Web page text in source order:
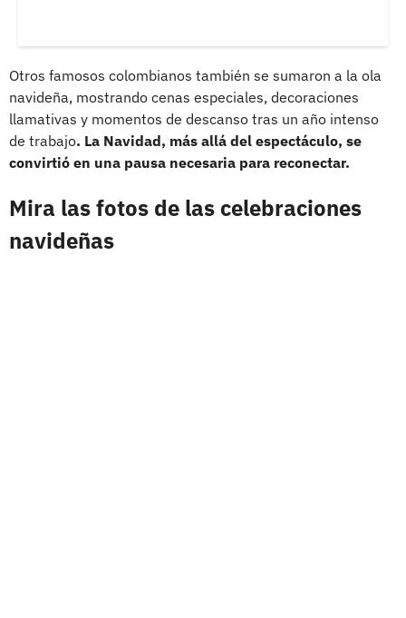
Otros famosos colombianos también se sumaron a la ola
navideña, mostrando cenas especiales, decoraciones
llamativas y momentos de descanso tras un año intenso
de trabajo. La Navidad, más allá del espectáculo, se
convirtió en una pausa necesaria para reconectar.
Mira las fotos de las celebraciones
navideñas